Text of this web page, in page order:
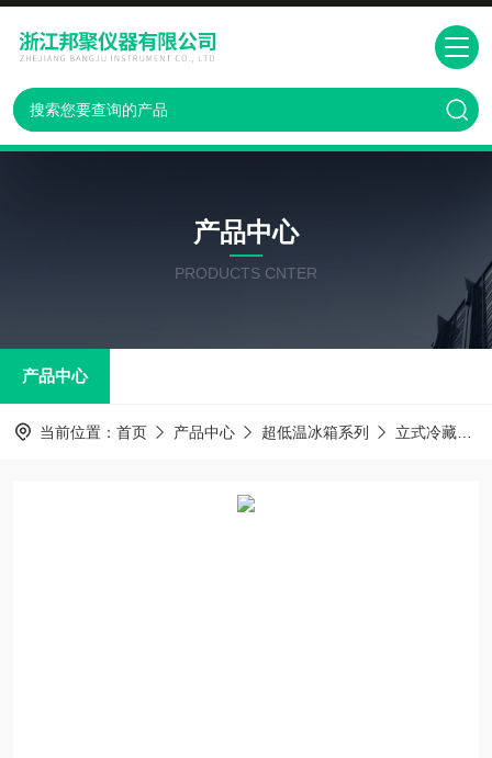
产品中心
PRODUCTS CNTER
产品中心
当前位置： 首页 产品中心 超低温冰箱系列 立式冷藏箱